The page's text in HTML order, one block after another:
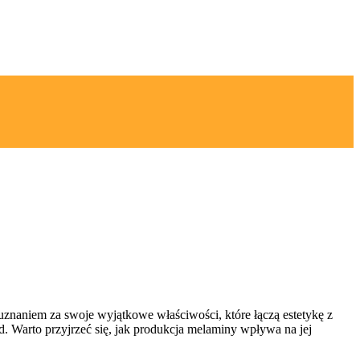
za swoje wyjątkowe właściwości, które łączą estetykę z
przyjrzeć się, jak produkcja melaminy wpływa na jej